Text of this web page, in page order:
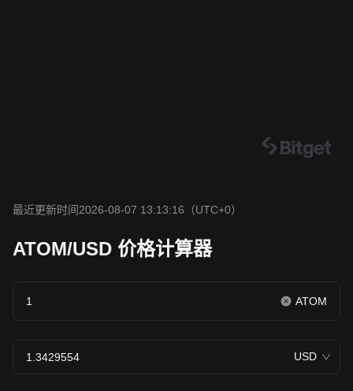
最近更新时间2026-08-07 13:13:16 （UTC+0）
ATOM/USD 价格计算器
ATOM
USD